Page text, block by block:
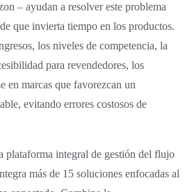
– ayudan a resolver este problema
que invierta tiempo en los productos.
los niveles de competencia, la
para revendedores, los
en marcas que favorezcan un
evitando errores costosos de
plataforma integral de gestión del flujo
más de 15 soluciones enfocadas al